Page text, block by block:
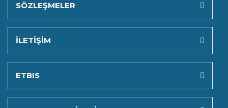
SÖZLEŞMELER
İLETİŞİM
ETBIS